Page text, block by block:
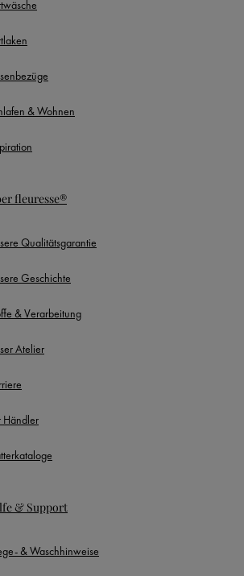
& Wohnen
fleuresse®
Qualitätsgarantie
Geschichte
& Verarbeitung
Atelier
Händler
& Support
& Waschhinweise